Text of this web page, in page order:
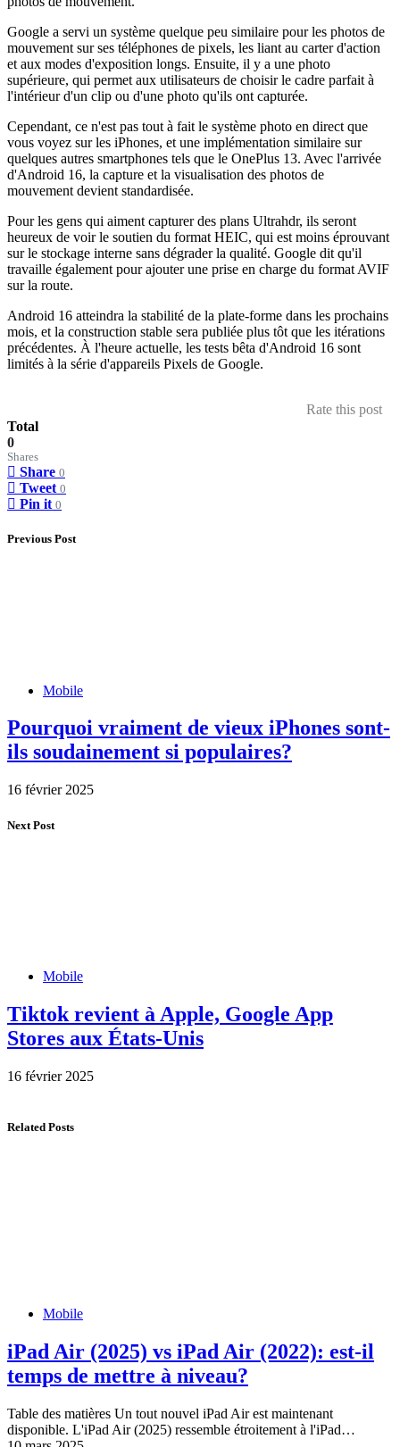
Google a servi un système quelque peu similaire pour les photos de
mouvement sur ses téléphones de pixels, les liant au carter d'action
et aux modes d'exposition longs. Ensuite, il y a une photo
supérieure, qui permet aux utilisateurs de choisir le cadre parfait à
l'intérieur d'un clip ou d'une photo qu'ils ont capturée.
Cependant, ce n'est pas tout à fait le système photo en direct que
vous voyez sur les iPhones, et une implémentation similaire sur
quelques autres smartphones tels que le OnePlus 13. Avec l'arrivée
d'Android 16, la capture et la visualisation des photos de
mouvement devient standardisée.
Pour les gens qui aiment capturer des plans Ultrahdr, ils seront
heureux de voir le soutien du format HEIC, qui est moins éprouvant
sur le stockage interne sans dégrader la qualité. Google dit qu'il
travaille également pour ajouter une prise en charge du format AVIF
sur la route.
Android 16 atteindra la stabilité de la plate-forme dans les prochains
mois, et la construction stable sera publiée plus tôt que les itérations
précédentes. À l'heure actuelle, les tests bêta d'Android 16 sont
limités à la série d'appareils Pixels de Google.
Rate this post
Total
0
Shares
Share 0
Tweet 0
Pin it 0
Previous Post
Mobile
Pourquoi vraiment de vieux iPhones sont-
ils soudainement si populaires?
16 février 2025
Next Post
Mobile
Tiktok revient à Apple, Google App
Stores aux États-Unis
16 février 2025
Related Posts
Mobile
iPad Air (2025) vs iPad Air (2022): est-il
temps de mettre à niveau?
Table des matières Un tout nouvel iPad Air est maintenant
disponible. L'iPad Air (2025) ressemble étroitement à l'iPad…